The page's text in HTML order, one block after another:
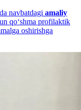
da navbatdagi amaliy
qo‘shma profilaktik
oshirishga